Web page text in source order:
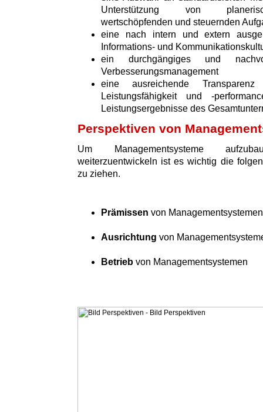
Unterstützung von
wertschöpfenden und steuernden
eine nach intern und extern
Informations- und
ein durchgängiges und
Verbesserungsmanagement
eine ausreichende
Leistungsfähigkeit und -
Leistungsergebnisse des
Perspektiven von
Um Managementsysteme
weiterzuentwickeln ist es wichtig die
zu ziehen.
Prämissen von Managementsystemen
Ausrichtung von
Betrieb von Managementsystemen